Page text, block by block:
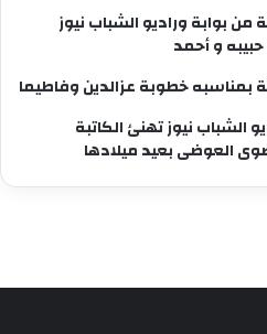
من بوابة وراديو الشباب نيوز
و أحمد
بمناسبه خطوبة عزالدين وفاطيما
الشباب نيوز تهنئ الكاتبة
العوضى بعيد ميلادها